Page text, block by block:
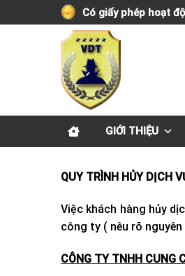
to
Có giấy phép hoạt
GIỚI THIỆU
QUY TRÌNH HỦY DỊCH
Việc khách hàng hủy
công ty ( nêu rõ
CÔNG TY TNHH CUNG